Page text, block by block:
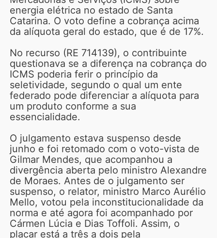
energia elétrica no estado de Santa
Catarina. O voto define a cobrança acima
da alíquota geral do estado, que é de 17%.
No recurso (RE 714139), o contribuinte
questionava se a diferença na cobrança do
ICMS poderia ferir o princípio da
seletividade, segundo o qual um ente
federado pode diferenciar a alíquota para
um produto conforme a sua
essencialidade.
O julgamento estava suspenso desde
junho e foi retomado com o voto-vista de
Gilmar Mendes, que acompanhou a
divergência aberta pelo ministro Alexandre
de Moraes. Antes de o julgamento ser
suspenso, o relator, ministro Marco Aurélio
Mello, votou pela inconstitucionalidade da
norma e até agora foi acompanhado por
Cármen Lúcia e Dias Toffoli. Assim, o
placar está a três a dois pela